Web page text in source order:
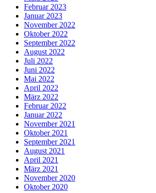
Februar 2023
Januar 2023
November 2022
Oktober 2022
September 2022
August 2022
Juli 2022
Juni 2022
Mai 2022
April 2022
März 2022
Februar 2022
Januar 2022
November 2021
Oktober 2021
September 2021
August 2021
April 2021
März 2021
November 2020
Oktober 2020